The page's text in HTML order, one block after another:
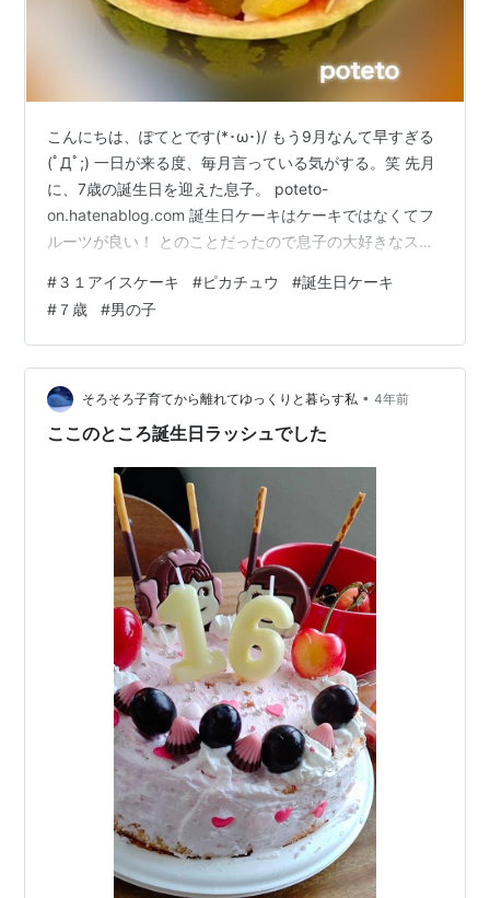
こんにちは、ぽてとです(*･ω･)/ もう9月なんて早すぎる
(ﾟДﾟ;) 一日が来る度、毎月言っている気がする。笑 先月
に、7歳の誕生日を迎えた息子。 poteto-
on.hatenablog.com 誕生日ケーキはケーキではなくてフ
ルーツが良い！ とのことだったので息子の大好きなスイ
喜びで食べていたのですが、翌日にはもういらないと(;
´∀｀) 食べ過ぎて、もう飽きた。的なやつでしょう
か。。。 食べるだろうと１玉で買ったのに、残りの半玉
ほどは数日かけて私と夫で食べました。笑 子どもたち
に、スイカはもういらない！と言われ わぁー！すごー
い！ …
#３１アイスケーキ #ピカチュウ #誕生日ケーキ
# ７歳 #男の子
そろそろ子育てから離れてゆっくりと暮らす私 • 4年前
ここのところ誕生日ラッシュでした